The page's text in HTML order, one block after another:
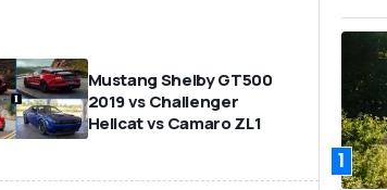
Mustang Shelby GT500
2019 vs Challenger
Hellcat vs Camaro ZL1
1